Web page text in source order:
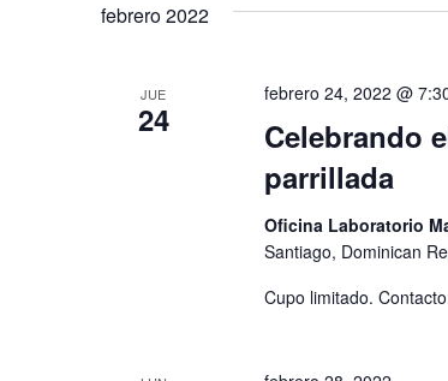
Eventos
febrero 2022
JUE
24
Celebrando
parrillada
febrero 24, 2022 @
Oficina Laboratorio
Santiago, Dominican
Cupo limitado.